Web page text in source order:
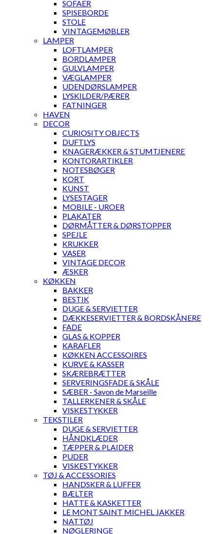
SOFAER
SPISEBORDE
STOLE
VINTAGEMØBLER
LAMPER
LOFTLAMPER
BORDLAMPER
GULVLAMPER
VÆGLAMPER
UDENDØRSLAMPER
LYSKILDER/PÆRER
FATNINGER
HAVEN
DECOR
CURIOSITY OBJECTS
DUFTLYS
KNAGERÆKKER & STUMTJENERE
KONTORARTIKLER
NOTESBØGER
KORT
KUNST
LYSESTAGER
MOBILE - UROER
PLAKATER
DØRMÅTTER & DØRSTOPPER
SPEJLE
KRUKKER
VASER
VINTAGE DECOR
ÆSKER
KØKKEN
BAKKER
BESTIK
DUGE & SERVIETTER
DÆKKESERVIETTER & BORDSKÅNERE
FADE
GLAS & KOPPER
KARAFLER
KØKKEN ACCESSOIRES
KURVE & KASSER
SKÆREBRÆTTER
SERVERINGSFADE & SKÅLE
SÆBER - Savon de Marseille
TALLERKENER & SKÅLE
VISKESTYKKER
TEKSTILER
DUGE & SERVIETTER
HÅNDKLÆDER
TÆPPER & PLAIDER
PUDER
VISKESTYKKER
TØJ & ACCESSORIES
HANDSKER & LUFFER
BÆLTER
HATTE & KASKETTER
LE MONT SAINT MICHEL JAKKER
NATTØJ
NØGLERINGE